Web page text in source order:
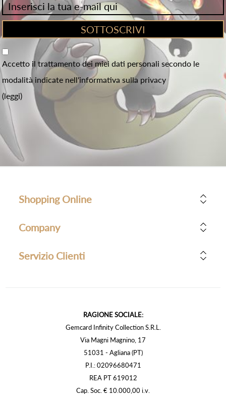
Accetto il trattamento dei miei dati personali secondo le
modalità indicate nell'informativa sulla privacy
(leggi)
Shopping Online
Company
Servizio Clienti
RAGIONE SOCIALE:
Gemcard Infinity Collection S.R.L.
Via Magni Magnino, 17
51031 - Agliana (PT)
P.I.: 02096680471
REA PT 619012
Cap. Soc. € 10.000,00 i.v.